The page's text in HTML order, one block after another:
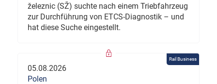
železnic (SŽ) suchte nach einem Triebfahrzeug
zur Durchführung von ETCS-Diagnostik – und
hat diese Suche eingestellt.
Rail Business
05.08.2026
Polen